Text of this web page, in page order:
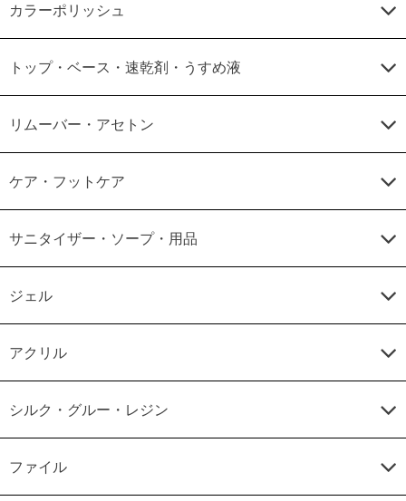
カラーポリッシュ
トップ・ベース・速乾剤・うすめ液
リムーバー・アセトン
ケア・フットケア
サニタイザー・ソープ・用品
ジェル
アクリル
シルク・グルー・レジン
ファイル